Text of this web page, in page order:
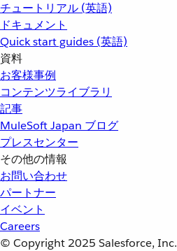
チュートリアル (英語)
ドキュメント
Quick start guides (英語)
資料
お客様事例
コンテンツライブラリ
記事
MuleSoft Japan ブログ
プレスセンター
その他の情報
お問い合わせ
パートナー
イベント
Careers
© Copyright 2025 Salesforce, Inc.